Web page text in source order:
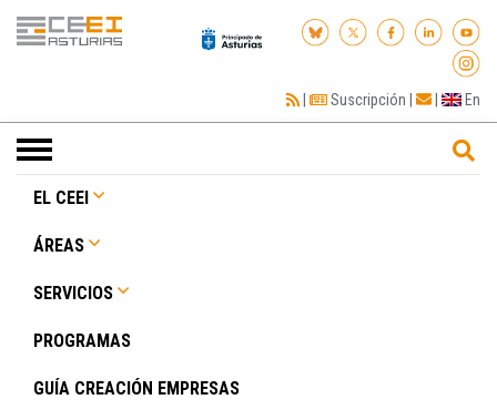
| Suscripción | | En
Toggle
navigation
EL CEEI
ÁREAS
SERVICIOS
PROGRAMAS
GUÍA CREACIÓN EMPRESAS